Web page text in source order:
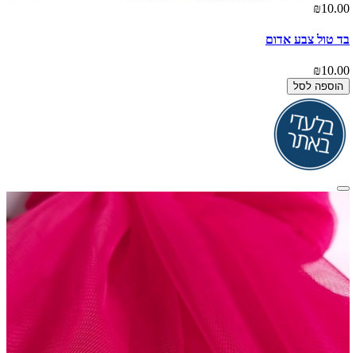
₪10.00
בד טול צבע אדום
₪10.00
הוספה לסל